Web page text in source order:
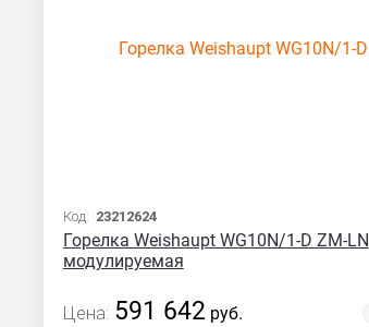
Код: 23212624
Горелка Weishaupt WG10N/1-D ZM-LN
модулируемая
Цена: 591 642 руб.